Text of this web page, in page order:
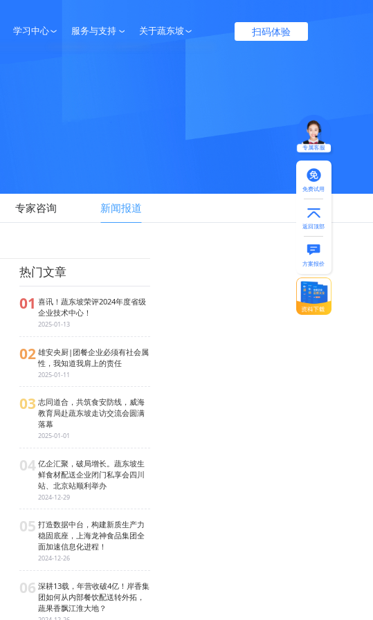
学习中心 服务与支持 关于蔬东坡 扫码体验
专家咨询 新闻报道
热门文章
01 喜讯！蔬东坡荣评2024年度省级
企业技术中心！
2025-01-13
02 雄安央厨|团餐企业必须有社会属
性，我知道我肩上的责任
2025-01-11
03 志同道合，共筑食安防线，威海
教育局赴蔬东坡走访交流会圆满
落幕
2025-01-01
04 亿企汇聚，破局增长。蔬东坡生
鲜食材配送企业闭门私享会四川
站、北京站顺利举办
2024-12-29
05 打造数据中台，构建新质生产力
稳固底座，上海龙神食品集团全
面加速信息化进程！
2024-12-26
06 深耕13载，年营收破4亿！岸香集
团如何从内部餐饮配送转外拓，
蔬果香飘江淮大地？
专属客服
免费试用
返回顶部
方案报价